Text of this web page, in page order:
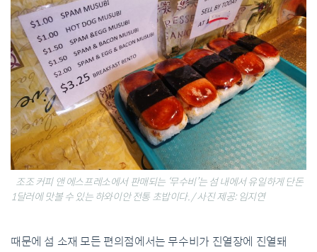
조조 커피 앤 에스프레소에서 판매되는 ‘무수비’는 섬 내에서 유일하게 단돈
1달러에 맛볼 수 있는 하와이안 전통 초밥이다. / 사진 제공: 임지연
때문에 섬 소재 모든 편의점에서는 무수비가 진열장에 진열돼